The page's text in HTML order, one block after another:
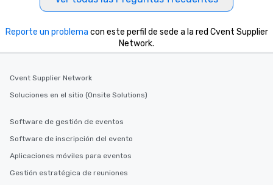
Reporte un problema con este perfil de sede a la red Cvent Supplier
Network.
Cvent Supplier Network
Soluciones en el sitio (Onsite Solutions)
Software de gestión de eventos
Software de inscripción del evento
Aplicaciones móviles para eventos
Gestión estratégica de reuniones